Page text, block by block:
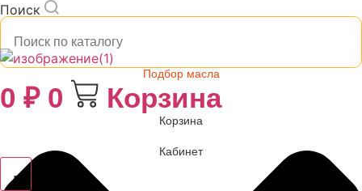
Поиск
Подбор масла
0 ₽ 0 Корзина
Корзина
Кабинет